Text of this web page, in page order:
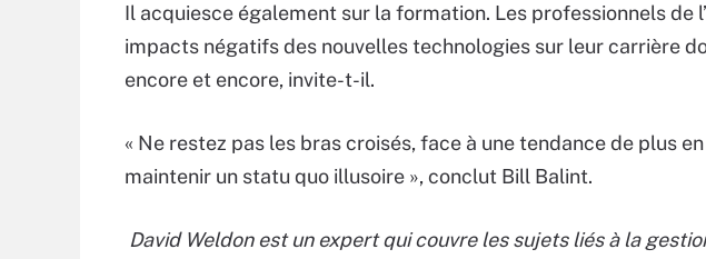
Il acquiesce également sur la formation. Les professionnels de
impacts négatifs des nouvelles technologies sur leur carrière
encore et encore, invite-t-il.
« Ne restez pas les bras croisés, face à une tendance de plus
maintenir un statu quo illusoire », conclut Bill Balint.
David Weldon est un expert qui couvre les sujets liés à la